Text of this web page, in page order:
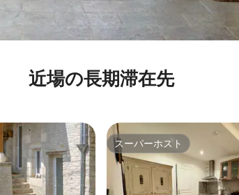
近場の長期滞在先
スーパーホスト
スーパーホスト